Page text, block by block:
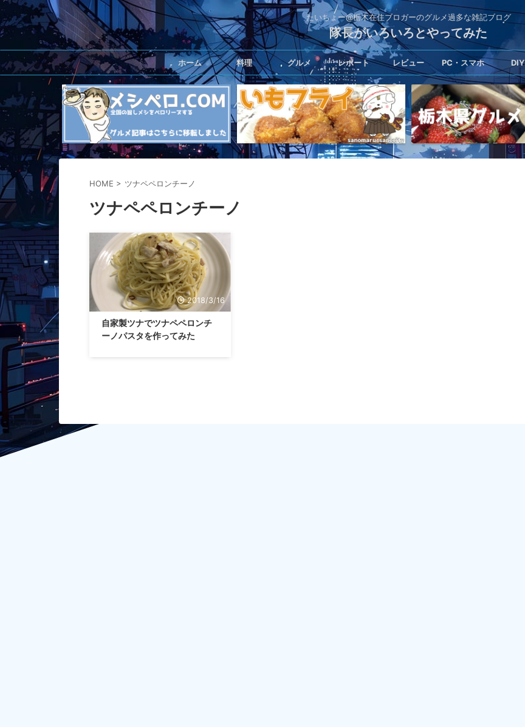
たいちょー@栃木在住ブロガーのグルメ過多な雑記ブログ
隊長がいろいろとやってみた
ホーム 料理 グルメ レポート レビュー PC・スマホ DIY
HOME > ツナペペロンチーノ
ツナペペロンチーノ
2018/3/16
自家製ツナでツナペペロンチ
ーノパスタを作ってみた